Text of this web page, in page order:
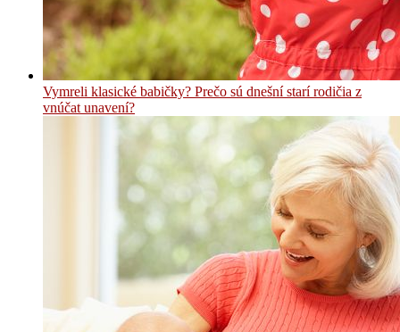
Vymreli klasické babičky? Prečo sú dnešní starí rodičia z
vnúčat unavení?